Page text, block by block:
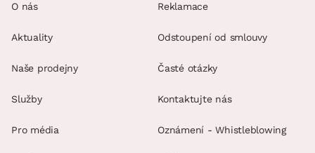
O nás
Aktuality
Naše prodejny
Služby
Pro média
Reklamace
Odstoupení od smlouvy
Časté otázky
Kontaktujte nás
Oznámení - Whistleblowing